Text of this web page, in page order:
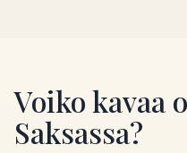
Voiko kavaa
Saksassa?